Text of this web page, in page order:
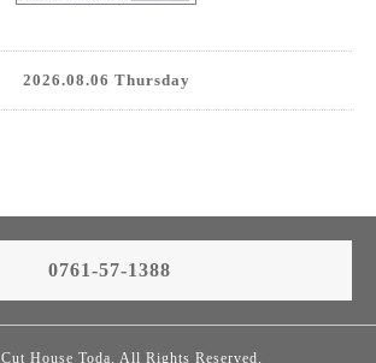
2026.08.06 Thursday
0761-57-1388
Cut House Toda. All Rights Reserved.